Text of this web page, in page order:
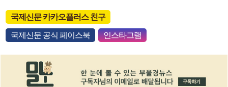
국제신문 카카오플러스 친구
국제신문 공식 페이스북 인스타그램